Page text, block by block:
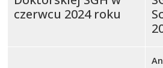
czerwcu 2024 roku